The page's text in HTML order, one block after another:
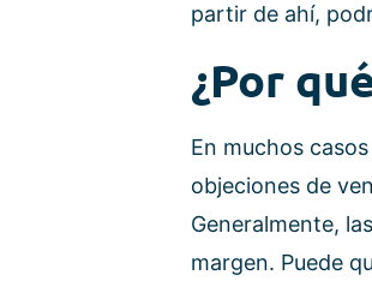
partir de ahí,
¿Por
En muchos
objeciones de
Generalmente,
margen. Puede